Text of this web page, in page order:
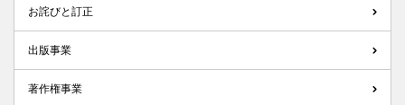
お詫びと訂正
出版事業
著作権事業